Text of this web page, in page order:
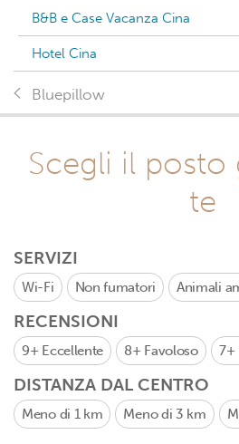
B&B e Case Vacanza Cina
Hotel Cina
Bluepillow
Scegli il posto
te
SERVIZI
Wi-Fi Non fumatori Animali
RECENSIONI
9+ Eccellente 8+ Favoloso 7+
DISTANZA DAL CENTRO
Meno di 1 km Meno di 3 km